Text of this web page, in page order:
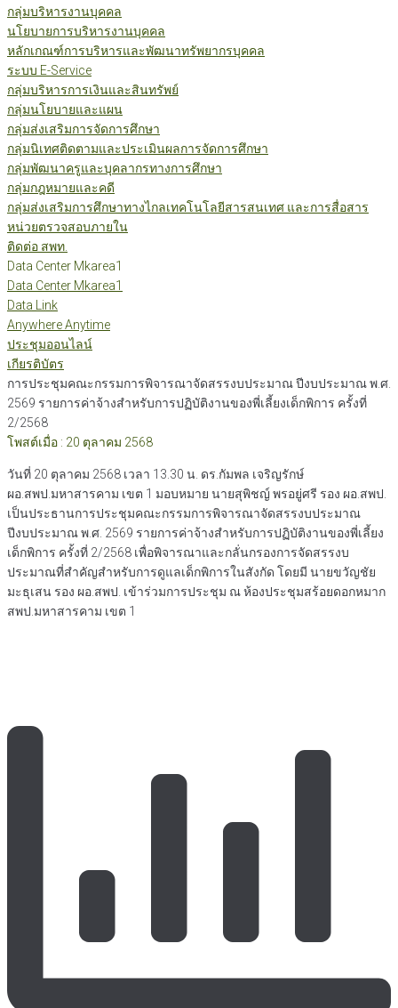
กลุ่มบริหารงานบุคคล
นโยบายการบริหารงานบุคคล
หลักเกณฑ์การบริหารและพัฒนาทรัพยากรบุคคล
ระบบ E-Service
กลุ่มบริหารการเงินและสินทรัพย์
กลุ่มนโยบายและแผน
กลุ่มส่งเสริมการจัดการศึกษา
กลุ่มนิเทศติดตามและประเมินผลการจัดการศึกษา
กลุ่มพัฒนาครูและบุคลากรทางการศึกษา
กลุ่มกฎหมายและคดี
กลุ่มส่งเสริมการศึกษาทางไกลเทคโนโลยีสารสนเทศ และการสื่อสาร
หน่วยตรวจสอบภายใน
ติดต่อ สพท.
Data Center Mkarea1
Data Center Mkarea1
Data Link
Anywhere Anytime
ประชุมออนไลน์
เกียรติบัตร
การประชุมคณะกรรมการพิจารณาจัดสรรงบประมาณ ปีงบประมาณ พ.ศ.
2569 รายการค่าจ้างสำหรับการปฏิบัติงานของพี่เลี้ยงเด็กพิการ ครั้งที่
2/2568
โพสต์เมื่อ : 20 ตุลาคม 2568
วันที่ 20 ตุลาคม 2568 เวลา 13.30 น. ดร.กัมพล เจริญรักษ์
ผอ.สพป.มหาสารคาม เขต 1 มอบหมาย นายสุพิชญ์ พรอยู่ศรี รอง ผอ.สพป.
เป็นประธานการประชุมคณะกรรมการพิจารณาจัดสรรงบประมาณ
ปีงบประมาณ พ.ศ. 2569 รายการค่าจ้างสำหรับการปฏิบัติงานของพี่เลี้ยง
เด็กพิการ ครั้งที่ 2/2568 เพื่อพิจารณาและกลั่นกรองการจัดสรรงบ
ประมาณที่สำคัญสำหรับการดูแลเด็กพิการในสังกัด โดยมี นายขวัญชัย
มะธุเสน รอง ผอ.สพป. เข้าร่วมการประชุม ณ ห้องประชุมสร้อยดอกหมาก
สพป.มหาสารคาม เขต 1